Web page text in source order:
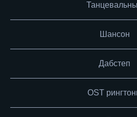
Шансон
Дабстеп
OST